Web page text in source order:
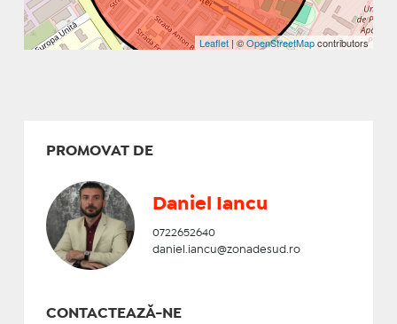
Leaflet | ©OpenStreetMapcontributors
PROMOVAT DE
Daniel Iancu
0722652640
daniel.iancu@zonadesud.ro
CONTACTEAZĂ-NE